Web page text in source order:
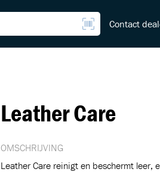
Contact
Leather Care
OMSCHRIJVING
Leather Care reinigt en beschermt leer,